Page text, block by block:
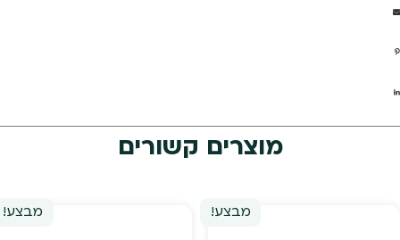
מוצרים קשורים
מבצע! מבצע!